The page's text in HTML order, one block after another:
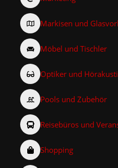
Markisen und
Möbel und Tischler
Optiker und
Pools und Zubehör
Reisebüros und
Shopping